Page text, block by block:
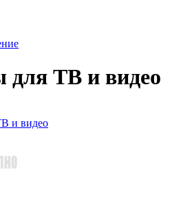
для ТВ и видео
и видео